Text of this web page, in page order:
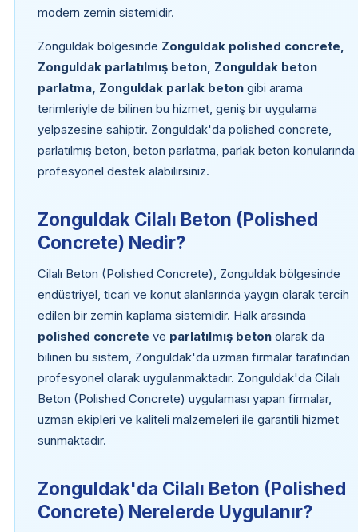
modern zemin sistemidir.
Zonguldak bölgesinde Zonguldak polished concrete,
Zonguldak parlatılmış beton, Zonguldak beton
parlatma, Zonguldak parlak betongibi arama
terimleriyle de bilinen bu hizmet, geniş bir uygulama
yelpazesine sahiptir. Zonguldak'da polished concrete,
parlatılmış beton, beton parlatma, parlak beton konularında
profesyonel destek alabilirsiniz.
Zonguldak Cilalı Beton (Polished
Concrete) Nedir?
Cilalı Beton (Polished Concrete), Zonguldak bölgesinde
endüstriyel, ticari ve konut alanlarında yaygın olarak tercih
edilen bir zemin kaplama sistemidir. Halk arasında
polished concrete ve parlatılmış betonolarak da
bilinen bu sistem, Zonguldak'da uzman firmalar tarafından
profesyonel olarak uygulanmaktadır. Zonguldak'da Cilalı
Beton (Polished Concrete) uygulaması yapan firmalar,
uzman ekipleri ve kaliteli malzemeleri ile garantili hizmet
sunmaktadır.
Zonguldak'da Cilalı Beton (Polished
Concrete) Nerelerde Uygulanır?